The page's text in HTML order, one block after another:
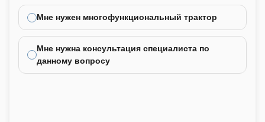
Мне нужен многофункциональный трактор
Мне нужна консультация специалиста по
данному вопросу